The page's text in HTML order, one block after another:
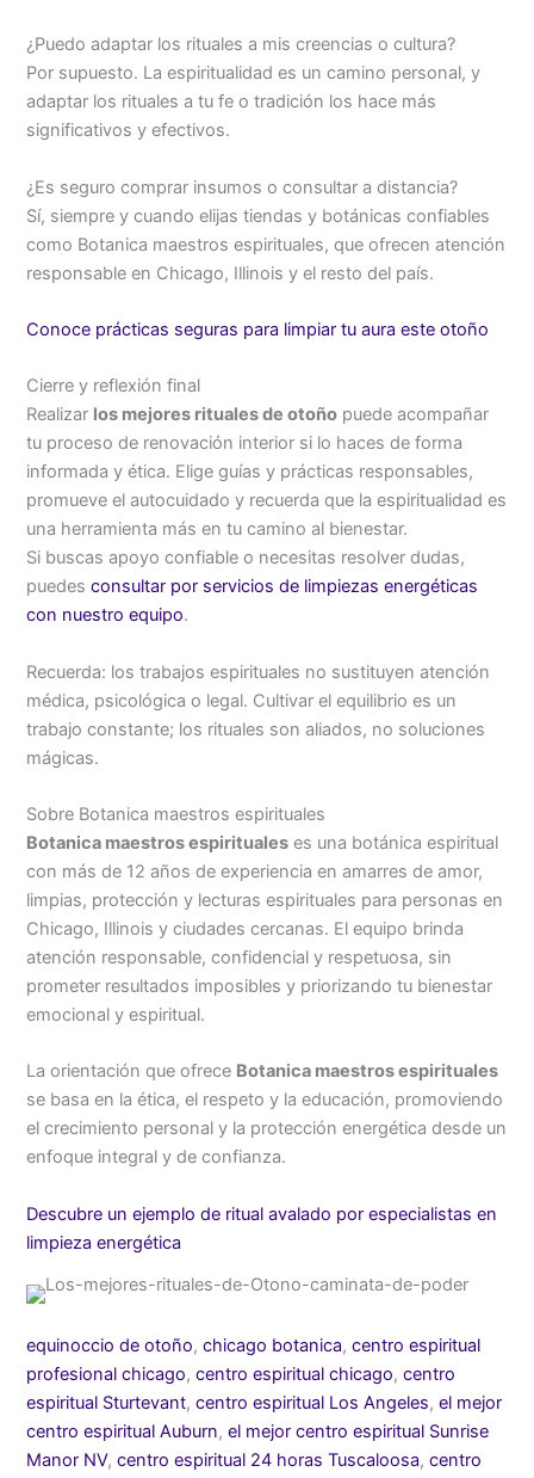
¿Puedo adaptar los rituales a mis creencias o cultura?
Por supuesto. La espiritualidad es un camino personal, y
adaptar los rituales a tu fe o tradición los hace más
significativos y efectivos.
¿Es seguro comprar insumos o consultar a distancia?
Sí, siempre y cuando elijas tiendas y botánicas confiables
como Botanica maestros espirituales, que ofrecen atención
responsable en Chicago, Illinois y el resto del país.
Conoce prácticas seguras para limpiar tu aura este otoño
Cierre y reflexión final
Realizar los mejores rituales de otoño puede acompañar
tu proceso de renovación interior si lo haces de forma
informada y ética. Elige guías y prácticas responsables,
promueve el autocuidado y recuerda que la espiritualidad es
una herramienta más en tu camino al bienestar.
Si buscas apoyo confiable o necesitas resolver dudas,
puedesconsultar por servicios de limpiezas energéticas
con nuestro equipo.
Recuerda: los trabajos espirituales no sustituyen atención
médica, psicológica o legal. Cultivar el equilibrio es un
trabajo constante; los rituales son aliados, no soluciones
mágicas.
Sobre Botanica maestros espirituales
Botanica maestros espirituales es una botánica espiritual
con más de 12 años de experiencia en amarres de amor,
limpias, protección y lecturas espirituales para personas en
Chicago, Illinois y ciudades cercanas. El equipo brinda
atención responsable, confidencial y respetuosa, sin
prometer resultados imposibles y priorizando tu bienestar
emocional y espiritual.
La orientación que ofrece Botanica maestros espirituales
se basa en la ética, el respeto y la educación, promoviendo
el crecimiento personal y la protección energética desde un
enfoque integral y de confianza.
Descubre un ejemplo de ritual avalado por especialistas en
limpieza energética
equinoccio de otoño,chicago botanica,centro espiritual
profesional chicago,centro espiritual chicago,centro
espiritual Sturtevant,centro espiritual Los Angeles,el mejor
centro espiritual Auburn,el mejor centro espiritual Sunrise
Manor NV,centro espiritual 24 horas Tuscaloosa,centro